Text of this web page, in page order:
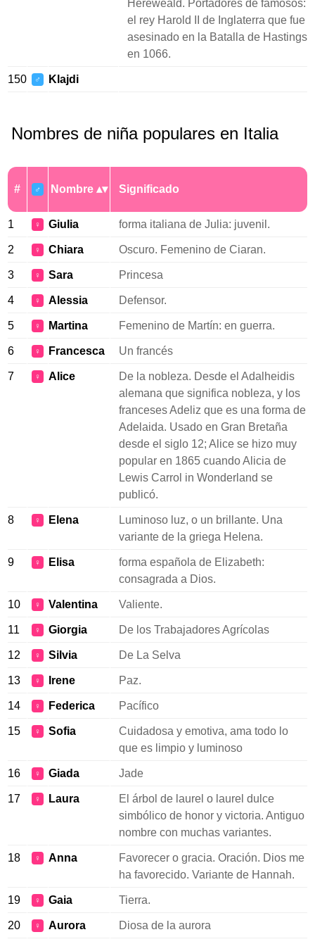
Hereweald. Portadores de famosos:
el rey Harold II de Inglaterra que fue
asesinado en la Batalla de Hastings
en 1066.
150 ♂ Klajdi
Nombres de niña populares en Italia
# ♂ Nombre Significado
1 ♀ Giulia forma italiana de Julia: juvenil.
2 ♀ Chiara Oscuro. Femenino de Ciaran.
3 ♀ Sara Princesa
4 ♀ Alessia Defensor.
5 ♀ Martina Femenino de Martín: en guerra.
6 ♀ Francesca Un francés
7 ♀ Alice
De la nobleza. Desde el Adalheidis
alemana que significa nobleza, y los
franceses Adeliz que es una forma de
Adelaida. Usado en Gran Bretaña
desde el siglo 12; Alice se hizo muy
popular en 1865 cuando Alicia de
Lewis Carrol in Wonderland se
publicó.
8 ♀ Elena
Luminoso luz, o un brillante. Una
variante de la griega Helena.
9 ♀ Elisa
forma española de Elizabeth:
consagrada a Dios.
10 ♀ Valentina Valiente.
11 ♀ Giorgia De los Trabajadores Agrícolas
12 ♀ Silvia De La Selva
13 ♀ Irene Paz.
14 ♀ Federica Pacífico
15 ♀ Sofia
Cuidadosa y emotiva, ama todo lo
que es limpio y luminoso
16 ♀ Giada Jade
17 ♀ Laura
El árbol de laurel o laurel dulce
simbólico de honor y victoria. Antiguo
nombre con muchas variantes.
18 ♀ Anna
Favorecer o gracia. Oración. Dios me
ha favorecido. Variante de Hannah.
19 ♀ Gaia Tierra.
20 ♀ Aurora Diosa de la aurora